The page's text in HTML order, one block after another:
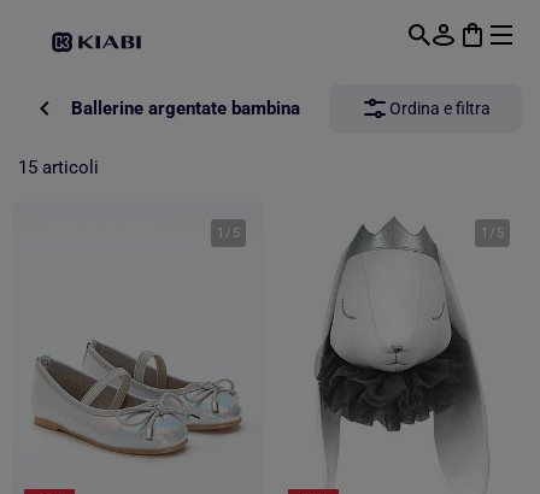
Ballerine argentate bambina Ordina e filtra
15 articoli
1 / 5 1 / 5